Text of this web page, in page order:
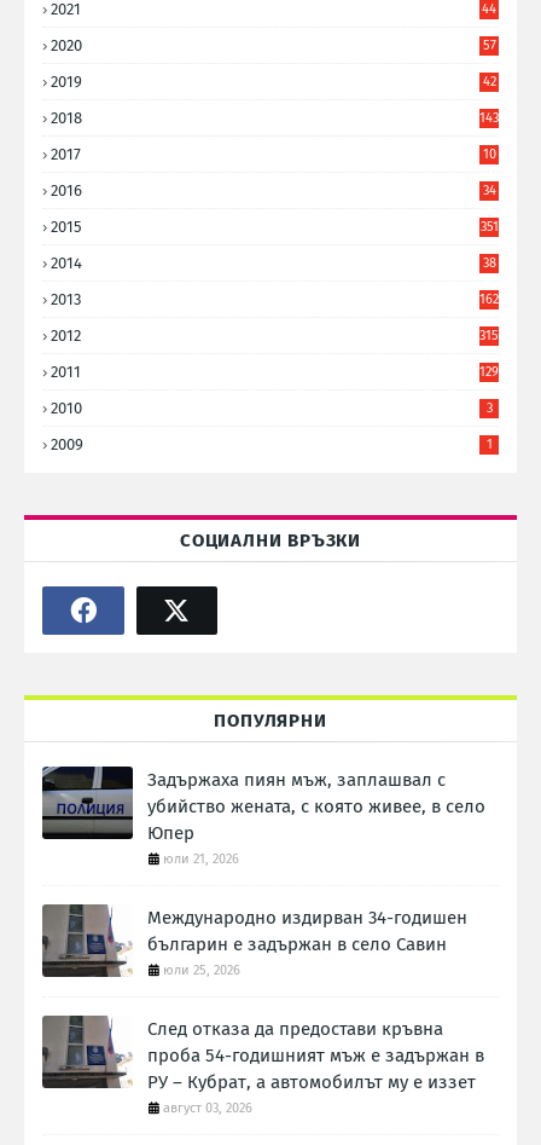
2021
44
2020
57
2019
42
2018 143
2017
10
2016
34
2015 351
2014
38
2013 162
2012 315
2011 129
2010 3
2009 1
СОЦИАЛНИ ВРЪЗКИ
ПОПУЛЯРНИ
Задържаха пиян мъж, заплашвал с
убийство жената, с която живее, в село
Юпер
юли 21, 2026
Международно издирван 34-годишен
българин е задържан в село Савин
юли 25, 2026
След отказа да предостави кръвна
проба 54-годишният мъж е задържан в
РУ – Кубрат, а автомобилът му е иззет
август 03, 2026